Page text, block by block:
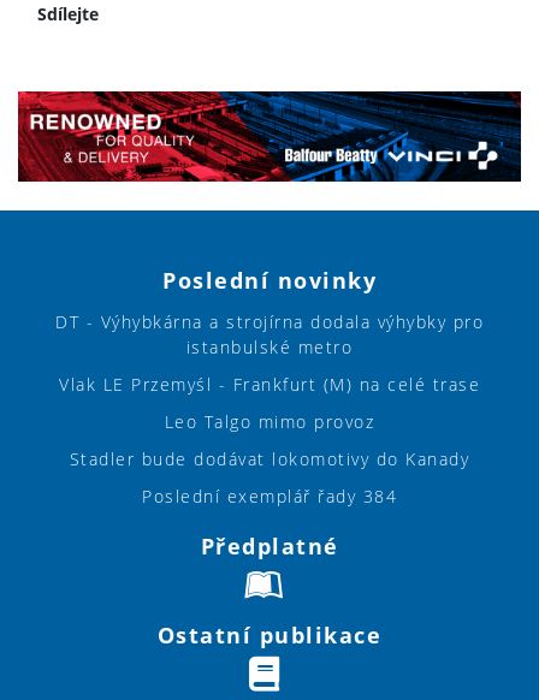
Sdílejte
Poslední novinky
DT - Výhybkárna a strojírna dodala výhybky pro
istanbulské metro
Vlak LE Przemyśl - Frankfurt (M) na celé trase
Leo Talgo mimo provoz
Stadler bude dodávat lokomotivy do Kanady
Poslední exemplář řady 384
Předplatné
Ostatní publikace